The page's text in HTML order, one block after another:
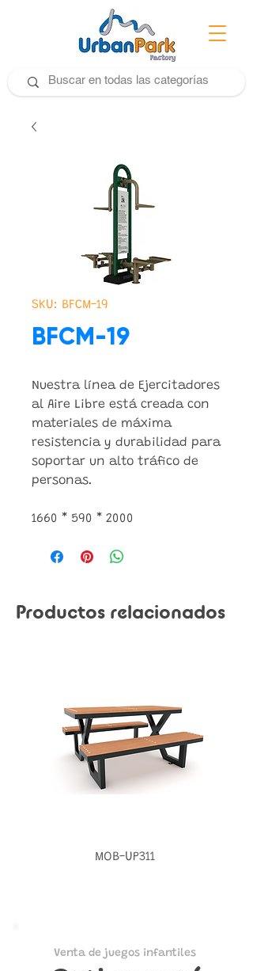
SKU: BFCM-19
BFCM-19
Nuestra línea de Ejercitadores
al Aire Libre está creada con
materiales de máxima
resistencia y durabilidad para
soportar un alto tráfico de
personas.
1660 * 590 * 2000
Productos relacionados
MOB-UP311
Venta de juegos infantiles